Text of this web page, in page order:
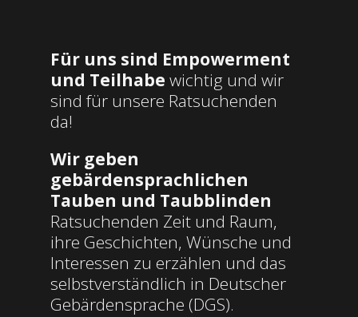
Für uns sind Empowerment
und Teilhabe wichtig und wir
sind für unsere Ratsuchenden
da!
Wir geben
gebärdensprachlichen
Tauben und Taubblinden
Ratsuchenden Zeit und Raum,
ihre Geschichten, Wünsche und
Interessen zu erzählen und das
selbstverständlich in Deutscher
Gebärdensprache (DGS).